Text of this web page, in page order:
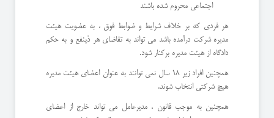
اجتماعی محروم شده باشند
هر فردی که بر خلاف شرایط و ضوابط فوق ، به عضویت هیئت
مدیره شرکت درآمده باشد می تواند به تقاضای هر ذینفع و به حکم
دادگاه از هیئت مدیره برکنار شود.
همچنین افراد زیر 18 سال نمی توانند به عنوان اعضای هیئت مدیره
هیچ شرکتی انتخاب شوند.
همچنین به موجب قانون ، مدیرعامل می تواند خارج از اعضای